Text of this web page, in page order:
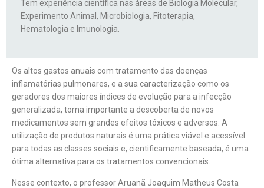
Tem experiência científica nas áreas de Biologia Molecular,
Experimento Animal, Microbiologia, Fitoterapia,
Hematologia e Imunologia.
Os altos gastos anuais com tratamento das doenças
inflamatórias pulmonares, e a sua caracterização como os
geradores dos maiores índices de evolução para a infecção
generalizada, torna importante a descoberta de novos
medicamentos sem grandes efeitos tóxicos e adversos. A
utilização de produtos naturais é uma prática viável e acessível
para todas as classes sociais e, cientificamente baseada, é uma
ótima alternativa para os tratamentos convencionais.
Nesse contexto, o professor Aruanã Joaquim Matheus Costa